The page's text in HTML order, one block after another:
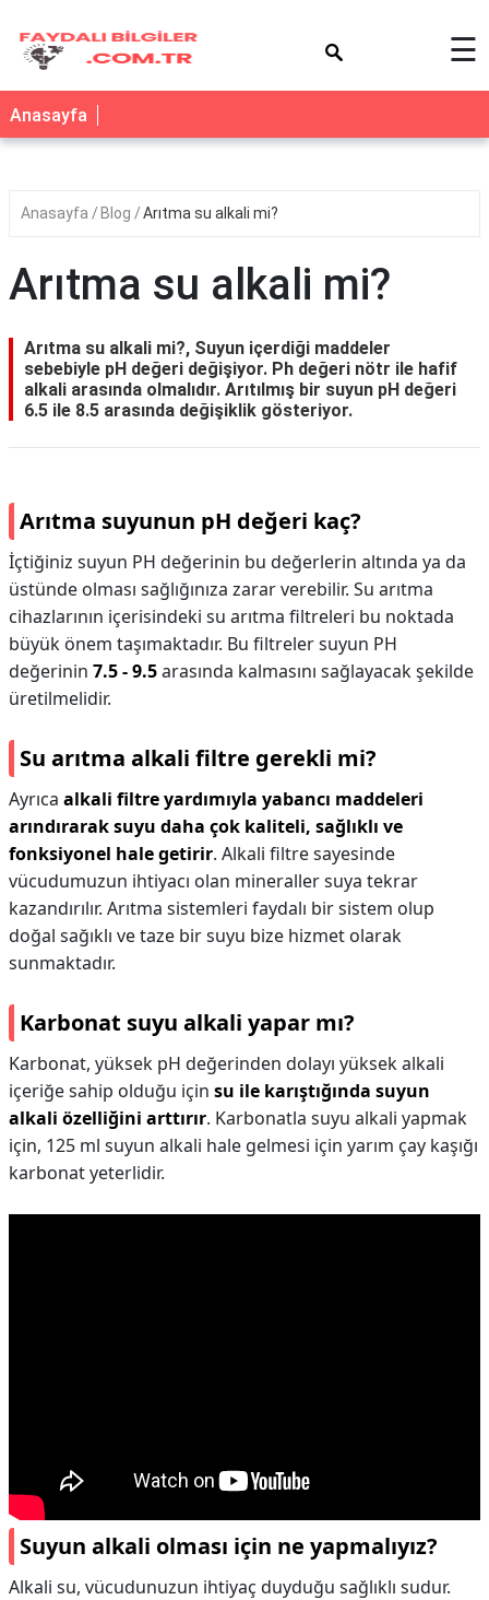
☰
Anasayfa
Anasayfa Blog Arıtma su alkali mi?
Arıtma su alkali mi?
Arıtma su alkali mi?, Suyun içerdiği maddeler
sebebiyle pH değeri değişiyor. Ph değeri nötr ile hafif
alkali arasında olmalıdır. Arıtılmış bir suyun pH değeri
6.5 ile 8.5 arasında değişiklik gösteriyor.
Arıtma suyunun pH değeri kaç?
İçtiğiniz suyun PH değerinin bu değerlerin altında ya da
üstünde olması sağlığınıza zarar verebilir. Su arıtma
cihazlarının içerisindeki su arıtma filtreleri bu noktada
büyük önem taşımaktadır. Bu filtreler suyun PH
değerinin 7.5 - 9.5arasında kalmasını sağlayacak şekilde
üretilmelidir.
Su arıtma alkali filtre gerekli mi?
Ayrıca alkali filtre yardımıyla yabancı maddeleri
arındırarak suyu daha çok kaliteli, sağlıklı ve
fonksiyonel hale getirir. Alkali filtre sayesinde
vücudumuzun ihtiyacı olan mineraller suya tekrar
kazandırılır. Arıtma sistemleri faydalı bir sistem olup
doğal sağıklı ve taze bir suyu bize hizmet olarak
sunmaktadır.
Karbonat suyu alkali yapar mı?
Karbonat, yüksek pH değerinden dolayı yüksek alkali
içeriğe sahip olduğu için su ile karıştığında suyun
alkali özelliğini arttırır. Karbonatla suyu alkali yapmak
için, 125 ml suyun alkali hale gelmesi için yarım çay kaşığı
karbonat yeterlidir.
Suyun alkali olması için ne yapmalıyız?
Alkali su, vücudunuzun ihtiyaç duyduğu sağlıklı sudur.